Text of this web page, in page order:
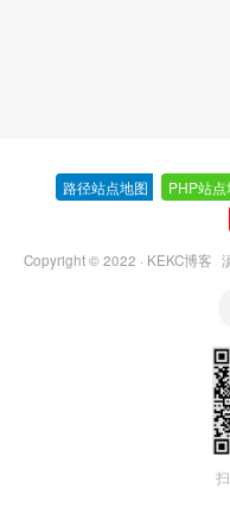
路径站点地图 PHP站点
Copyright © 2022 · KEKC博客